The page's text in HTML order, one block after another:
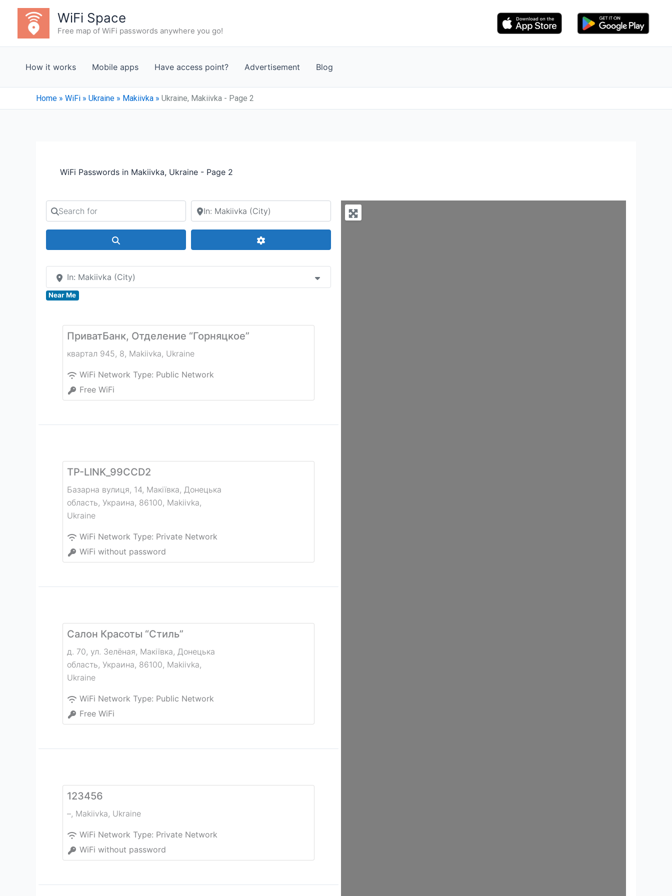
content
WiFi Space
Free map of WiFi passwords anywhere you go!
How it works Mobile apps Have access point? Advertisement Blog
Home » WiFi » Ukraine » Makiivka » Ukraine, Makiivka - Page 2
WiFi Passwords in Makiivka, Ukraine - Page 2
Search for Search by city or country
In: Makiivka (City)
Near Me
ПриватБанк, Отделение “Горняцкое”
квартал 945, 8, Makiivka, Ukraine
WiFi Network Type: Public Network
Free WiFi
TP-LINK_99CCD2
Базарна вулиця, 14, Макіївка, Донецька
область, Украина, 86100, Makiivka,
Ukraine
WiFi Network Type: Private Network
WiFi without password
Салон Красоты “Стиль”
д. 70, ул. Зелёная, Макіївка, Донецька
область, Украина, 86100, Makiivka,
Ukraine
WiFi Network Type: Public Network
Free WiFi
123456
–, Makiivka, Ukraine
WiFi Network Type: Private Network
WiFi without password